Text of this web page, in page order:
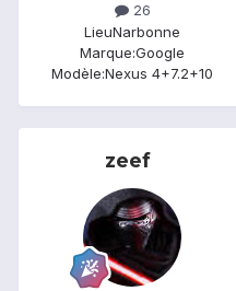
26
LieuNarbonne
Marque:Google
Modèle:Nexus 4+7.2+10
zeef